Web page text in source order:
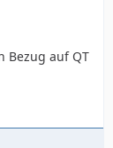
Bezug auf QT